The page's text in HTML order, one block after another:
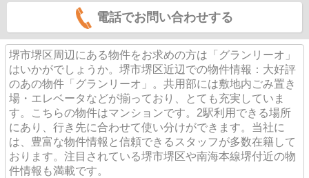
電話でお問い合わせする
堺市堺区周辺にある物件をお求めの方は「グランリーオ」
はいかがでしょうか。堺市堺区近辺での物件情報：大好評
のあの物件「グランリーオ」。共用部には敷地内ごみ置き
場・エレベータなどが揃っており、とても充実していま
す。こちらの物件はマンションです。2駅利用できる場所
にあり、行き先に合わせて使い分けができます。当社に
は、豊富な物件情報と信頼できるスタッフが多数在籍して
おります。注目されている堺市堺区や南海本線堺付近の物
件情報も満載です。